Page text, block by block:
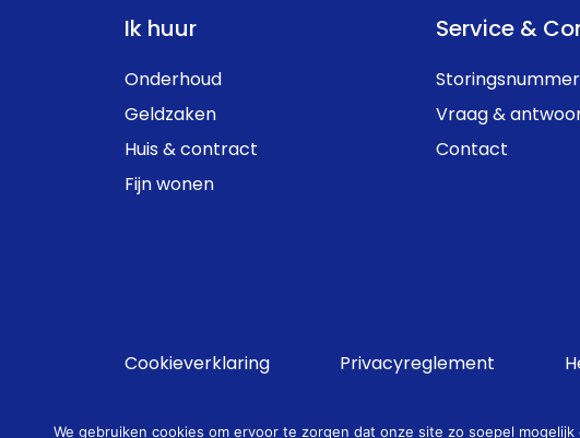
Ik huur
Onderhoud
Geldzaken
Huis & contract
Fijn wonen
Service &
Vraag &
Contact
Cookieverklaring Privacyreglement
We gebruiken cookies om ervoor te zorgen dat onze site zo soepel